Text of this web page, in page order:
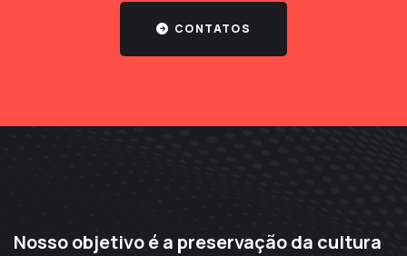
CONTATOS
Nosso objetivo é a preservação da cultura